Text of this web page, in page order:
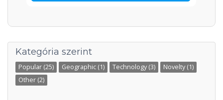
Kategória szerint
Popular (25) Geographic (1) Technology (3)
Novelty (1)
Other (2)